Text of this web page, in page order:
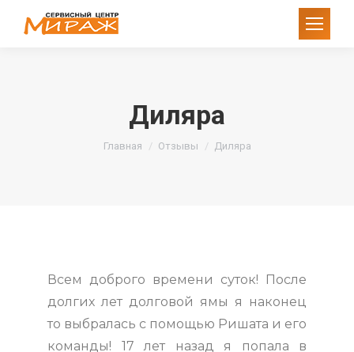
Диляра
Вы здесь:
Главная Отзывы Диляра
Всем доброго времени суток! После
долгих лет долговой ямы я наконец
то выбралась с помощью Ришата и его
команды! 17 лет назад я попала в